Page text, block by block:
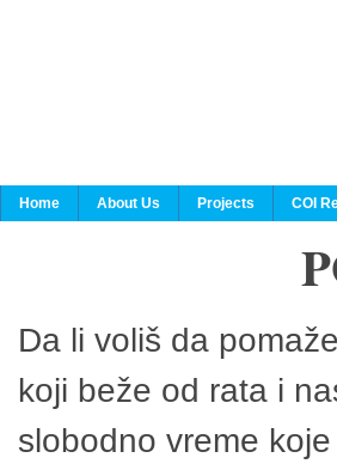
Home About Us Projects COI
Da li voliš da
koji beže od rata i
slobodno vreme